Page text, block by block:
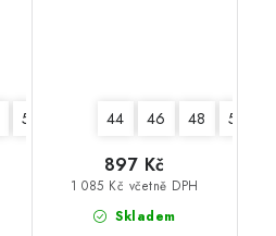
54 58 60 62 64
44 46 48 50
Skladem
1 085 Kč včetně DPH
897 Kč